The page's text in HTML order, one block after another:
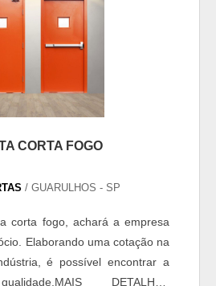
CORTA FOGO
/ GUARULHOS - SP
corta fogo, achará a empresa
Elaborando uma cotação na
é possível encontrar a
DETALHES